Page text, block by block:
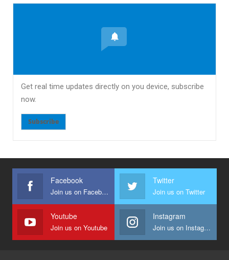
Get real time updates directly on you device, subscribe
now.
Subscribe
Facebook
Join us on Facebook
Twitter
Join us on Twitter
Youtube
Join us on Youtube
Instagram
Join us on Instagram